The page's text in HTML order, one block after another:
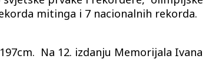
mitinga i 7 nacionalnih rekorda.
Na 12. izdanju Memorijala Ivana